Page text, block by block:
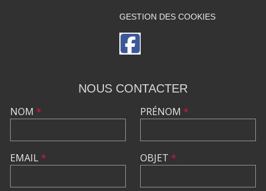
GESTION DES COOKIES
NOUS CONTACTER
NOM *
EMAIL*
PRÉNOM *
OBJET *